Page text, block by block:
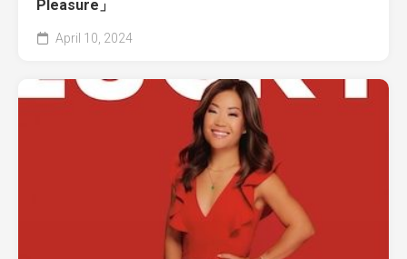
Pleasure」
April 10, 2024